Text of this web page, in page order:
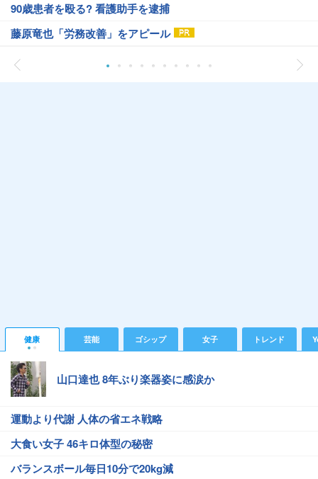
90歳患者を殴る? 看護助手を逮捕
藤原竜也「労務改善」をアピール
健康 芸能 ゴシップ 女子 トレンド
山口達也 8年ぶり楽器姿に感涙か
運動より代謝 人体の省エネ戦略
大食い女子 46キロ体型の秘密
バランスボール毎日10分で20kg減